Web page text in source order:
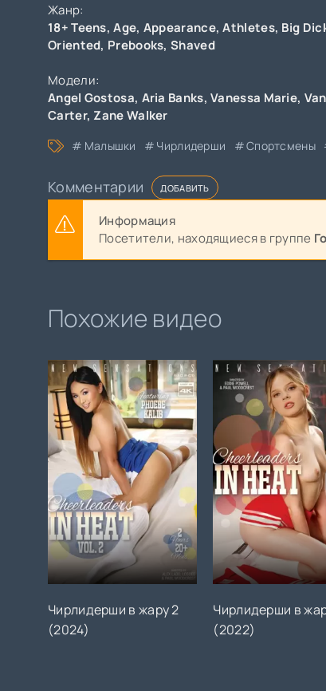
Жанр:
18+ Teens,Age, Appearance,Athletes, Big
Oriented, Prebooks,Shaved
Модели:
Angel Gostosa, Aria Banks,Vanessa Marie,
Carter, Zane Walker
Малышки Чирлидерши Спортсмены
Комментарии ДОБАВИТЬ
Информация
Посетители, находящиеся в группе
Похожие видео
Чирлидерши в жару 2
(2024)
Чирлидерши в
(2022)